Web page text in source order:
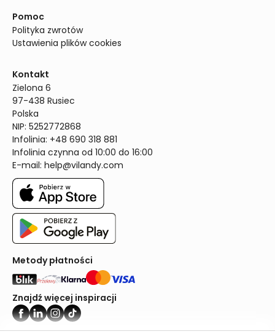
Pomoc
Polityka zwrotów
Ustawienia plików cookies
Kontakt
Zielona 6
97-438 Rusiec
Polska
NIP: 5252772868
Infolinia: +48 690 318 881
Infolinia czynna od 10:00 do 16:00
E-mail: help@vilandy.com
Metody płatności
Znajdź więcej inspiracji